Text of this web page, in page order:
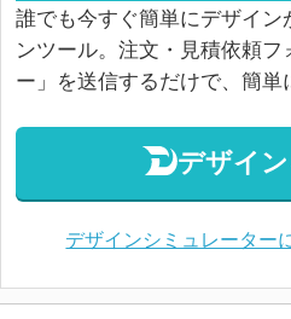
誰でも今すぐ簡単にデザイン
ンツール。注文・見積依頼
ー」を送信するだけで、簡単
デザイ
デザインシミュレーター